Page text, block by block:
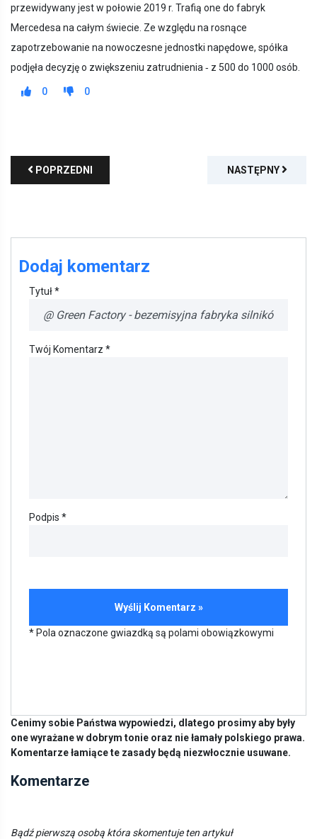
przewidywany jest w połowie 2019 r. Trafią one do fabryk
Mercedesa na całym świecie. Ze względu na rosnące
zapotrzebowanie na nowoczesne jednostki napędowe, spółka
podjęła decyzję o zwiększeniu zatrudnienia ‑ z 500 do 1000 osób.
0 0
POPRZEDNI NASTĘPNY
Dodaj komentarz
Tytuł *
Twój Komentarz *
Podpis *
* Pola oznaczone gwiazdką są polami obowiązkowymi
Cenimy sobie Państwa wypowiedzi, dlatego prosimy aby były
one wyrażane w dobrym tonie oraz nie łamały polskiego prawa.
Komentarze łamiące te zasady będą niezwłocznie usuwane.
Komentarze
Bądź pierwszą osobą która skomentuje ten artykuł